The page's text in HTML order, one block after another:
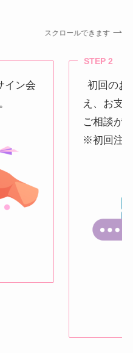
スクロールできます
イン会
STEP 2 ご
初回のお
え、お支
ご相談が
※初回注